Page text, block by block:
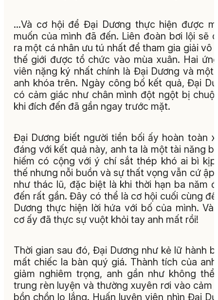
...Và cơ hội để Đại Dương thực hiện được
muốn của mình đã đến. Liên đoàn bơi lội sẽ
ra một cá nhân ưu tú nhất để tham gia giải vô
thế giới được tổ chức vào mùa xuân. Hai
viên nặng ký nhất chính là Đại Dương và một
anh khóa trên. Ngày công bố kết quả, Đại
có cảm giác như chân mình đột ngột bị
khi đích đến đã gần ngay trước mặt.
Đại Dương biết người tiền bối ấy hoàn toàn
đáng với kết quả này, anh ta là một tài năng
hiếm có cộng với ý chí sắt thép khó ai bì
thế nhưng nỗi buồn và sự thất vọng vẫn cứ ập
như thác lũ, đặc biệt là khi thời hạn ba năm
đến rất gần. Đây có thể là cơ hội cuối cùng
Dương thực hiện lời hứa với bố của mình. Và
cơ ấy đã thực sự vuột khỏi tay anh mất rồi!
Thời gian sau đó, Đại Dương như kẻ lữ hành
mất chiếc la bàn quý giá. Thành tích của
giảm nghiêm trọng, anh gần như không
trung rèn luyện và thường xuyên rơi vào cảm
bồn chồn lo lắng. Huấn luyện viên nhìn Đại